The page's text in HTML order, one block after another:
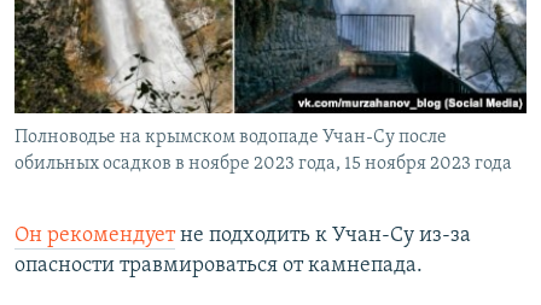
Полноводье на крымском водопаде Учан-Су после
обильных осадков в ноябре 2023 года, 15 ноября 2023 года
Он рекомендуетне подходить к Учан-Су из-за
опасности травмироваться от камнепада.